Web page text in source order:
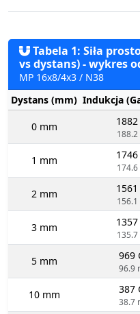
Tabela 1: Siła
vs dystans) - wykres
MP 16x8/4x3 / N38
Dystans (mm) Indukcja
0 mm 1882
188.2
1 mm 1746
174.6
2 mm 1561
156.1
3 mm 1357
135.7
5 mm 969
96.9
10 mm 387
38.7